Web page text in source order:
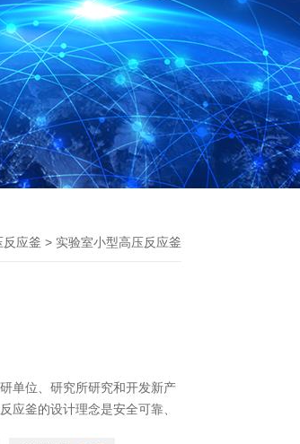
应釜 > 实验室小型高压反应釜
单位、研究所研究和开发新产
应釜的设计理念是安全可靠、